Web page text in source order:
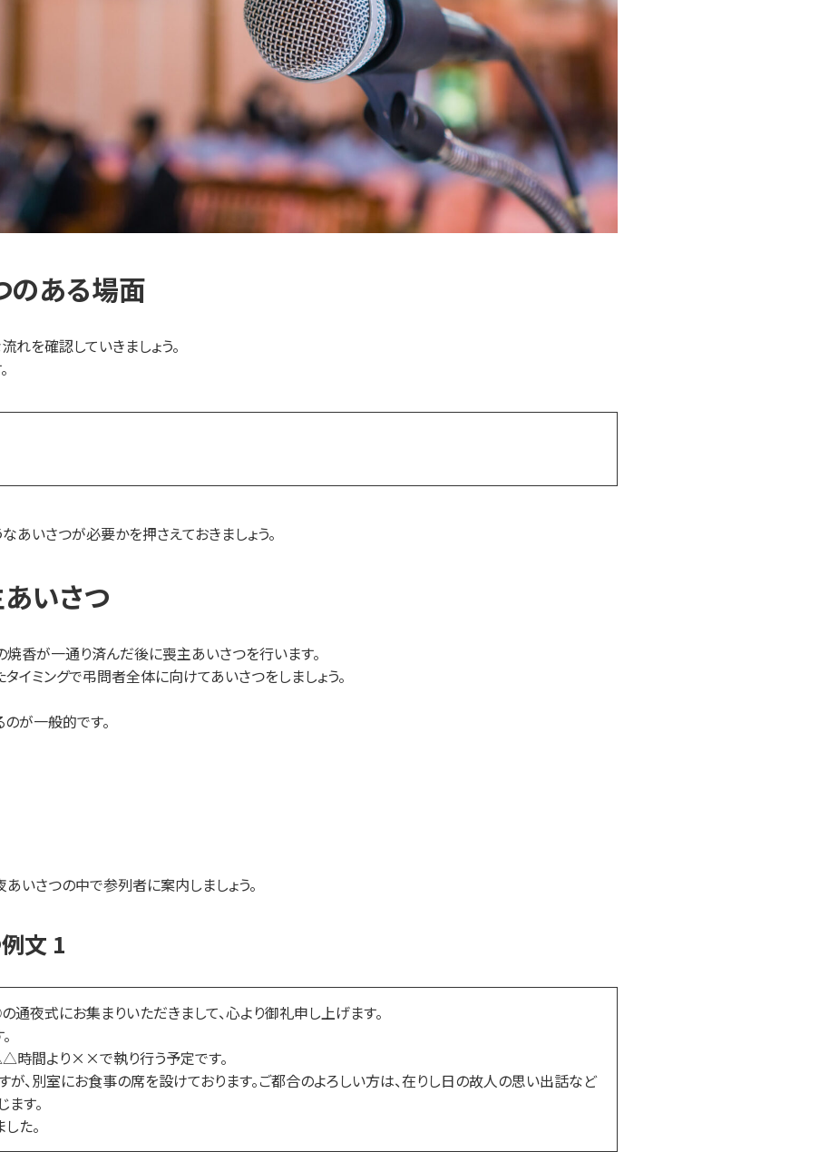
のある場面
れを確認していきましょう。
あいさつが必要かを押さえておきましょう。
いさつ
香が一通り済んだ後に喪主あいさつを行います。
イミングで弔問者全体に向けてあいさつをしましょう。
が一般的です。
いさつの中で参列者に案内しましょう。
文 1
夜式にお集まりいただきまして、心より御礼申し上げます。
時間より××で執り行う予定です。
が、別室にお食事の席を設けております。ご都合のよろしい方は、在りし日の故人の思い出話など
す。
た。